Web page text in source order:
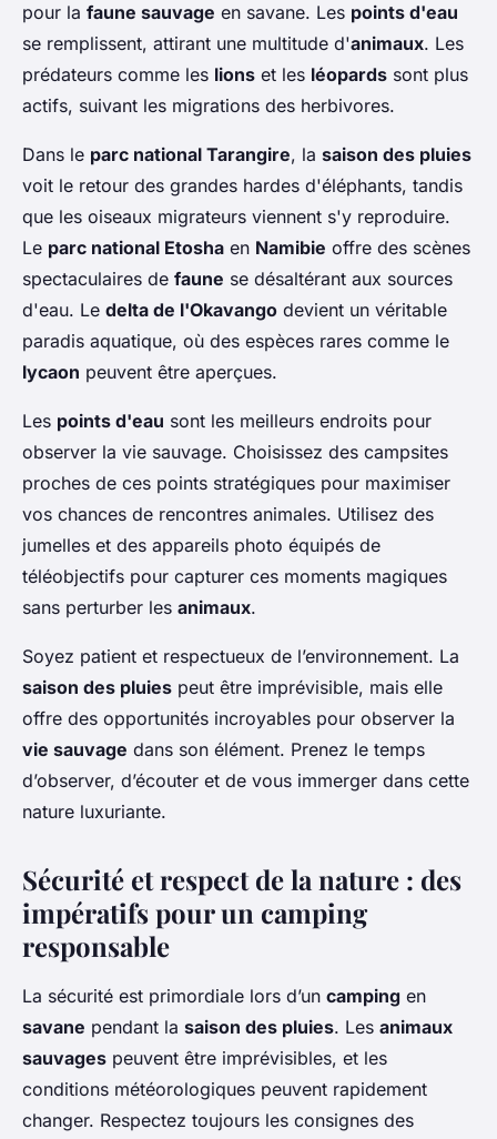
pour la faune sauvage en savane. Les points d'eau
se remplissent, attirant une multitude d'animaux. Les
prédateurs comme les lions et les léopards sont plus
actifs, suivant les migrations des herbivores.
Dans le parc national Tarangire, la saison des pluies
voit le retour des grandes hardes d'éléphants, tandis
que les oiseaux migrateurs viennent s'y reproduire.
Le parc national Etosha en Namibie offre des scènes
spectaculaires de faune se désaltérant aux sources
d'eau. Le delta de l'Okavango devient un véritable
paradis aquatique, où des espèces rares comme le
lycaon peuvent être aperçues.
Les points d'eau sont les meilleurs endroits pour
observer la vie sauvage. Choisissez des campsites
proches de ces points stratégiques pour maximiser
vos chances de rencontres animales. Utilisez des
jumelles et des appareils photo équipés de
téléobjectifs pour capturer ces moments magiques
sans perturber les animaux.
Soyez patient et respectueux de l’environnement. La
saison des pluies peut être imprévisible, mais elle
offre des opportunités incroyables pour observer la
vie sauvage dans son élément. Prenez le temps
d’observer, d’écouter et de vous immerger dans cette
nature luxuriante.
Sécurité et respect de la nature : des
impératifs pour un camping
responsable
La sécurité est primordiale lors d’un camping en
savane pendant la saison des pluies. Les animaux
sauvages peuvent être imprévisibles, et les
conditions météorologiques peuvent rapidement
changer. Respectez toujours les consignes des